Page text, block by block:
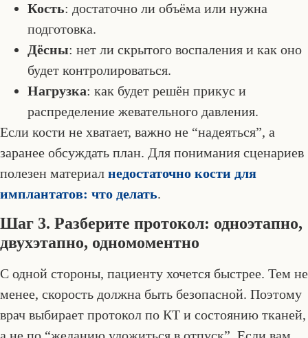
Кость: достаточно ли объёма или нужна
подготовка.
Дёсны: нет ли скрытого воспаления и как оно
будет контролироваться.
Нагрузка: как будет решён прикус и
распределение жевательного давления.
Если кости не хватает, важно не “надеяться”, а
заранее обсуждать план. Для понимания сценариев
полезен материал недостаточно кости для
имплантатов: что делать.
Шаг 3. Разберите протокол: одноэтапно,
двухэтапно, одномоментно
С одной стороны, пациенту хочется быстрее. Тем не
менее, скорость должна быть безопасной. Поэтому
врач выбирает протокол по КТ и состоянию тканей,